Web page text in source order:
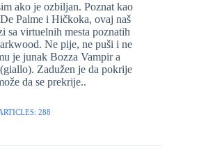
ako je ozbiljan. Poznat kao
Palme i Hičkoka, ovaj naš
sa virtuelnih mesta poznatih
Ne pije, ne puši i ne
je junak Bozza Vampir a
Zadužen je da pokrije
da se prekrije..
288